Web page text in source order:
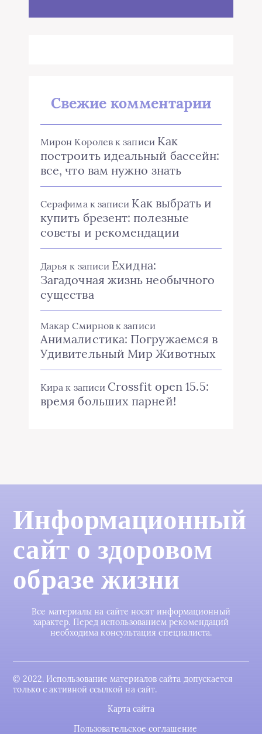
Свежие комментарии
Мирон Королев к записи Как
построить идеальный бассейн:
все, что вам нужно знать
Серафимак записи Как выбрать и
купить брезент: полезные
советы и рекомендации
Дарья к записи Ехидна:
Загадочная жизнь необычного
существа
Макар Смирнов к записи
Анималистика: Погружаемся в
Удивительный Мир Животных
Кира к записи Crossfit open 15.5:
время больших парней!
Информационный
сайт о здоровом
образе жизни
Все материалы на сайте носят информационный
характер. Перед использованием рекомендаций
необходима консультация специалиста.
© 2022. Использование материалов сайта допускается
только с активной ссылкой на сайт.
Карта сайта
Пользовательское соглашение